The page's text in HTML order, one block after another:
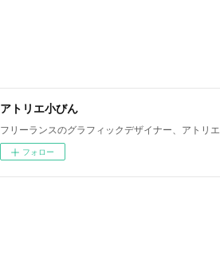
アトリエ小びん
フリーランスのグラフィックデザイナー、アトリ
フォロー